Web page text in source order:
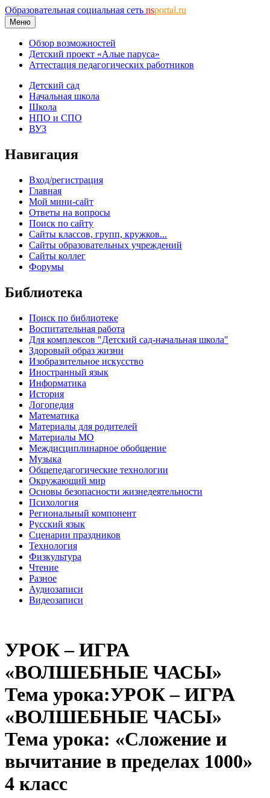
Образовательная социальная сеть nsportal.ru
Меню
Обзор возможностей
Детский проект «Алые паруса»
Аттестация педагогических работников
Детский сад
Начальная школа
Школа
НПО и СПО
ВУЗ
Навигация
Вход/регистрация
Главная
Мой мини-сайт
Ответы на вопросы
Поиск по сайту
Сайты классов, групп, кружков...
Сайты образовательных учреждений
Сайты коллег
Форумы
Библиотека
Поиск по библиотеке
Воспитательная работа
Для комплексов "Детский сад-начальная школа"
Здоровый образ жизни
Изобразительное искусство
Иностранный язык
Информатика
История
Логопедия
Математика
Материалы для родителей
Материалы МО
Междисциплинарное обобщение
Музыка
Общепедагогические технологии
Окружающий мир
Основы безопасности жизнедеятельности
Психология
Региональный компонент
Русский язык
Сценарии праздников
Технология
Физкультура
Чтение
Разное
Аудиозаписи
Видеозаписи
УРОК – ИГРА
«ВОЛШЕБНЫЕ ЧАСЫ»
Тема урока:УРОК – ИГРА
«ВОЛШЕБНЫЕ ЧАСЫ»
Тема урока: «Сложение и
вычитание в пределах 1000»
4 класс